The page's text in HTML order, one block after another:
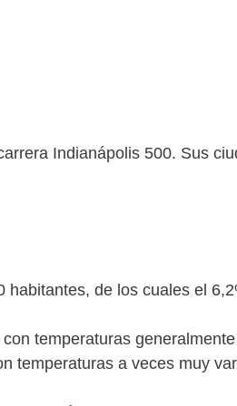
Indianápolis 500. Sus
de los cuales el
temperaturas
temperaturas a veces muy